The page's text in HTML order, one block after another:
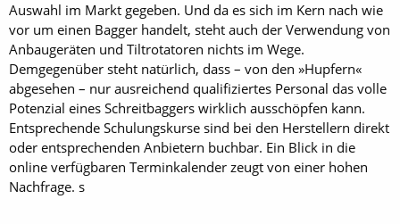
Auswahl im Markt gegeben. Und da es sich im Kern nach wie
vor um einen Bagger handelt, steht auch der Verwendung von
Anbaugeräten und Tiltrotatoren nichts im Wege.
Demgegenüber steht natürlich, dass – von den »Hupfern«
abgesehen – nur ausreichend qualifiziertes Personal das volle
Potenzial eines Schreitbaggers wirklich ausschöpfen kann.
Entsprechende Schulungskurse sind bei den Herstellern direkt
oder entsprechenden Anbietern buchbar. Ein Blick in die
online verfügbaren Terminkalender zeugt von einer hohen
Nachfrage. s